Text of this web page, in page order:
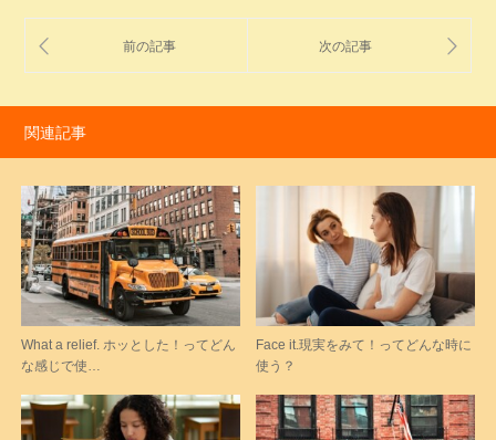
関連記事
What a relief. ホッとした！ってどん
な感じで使…
Face it.現実をみて！ってどんな時に
使う？